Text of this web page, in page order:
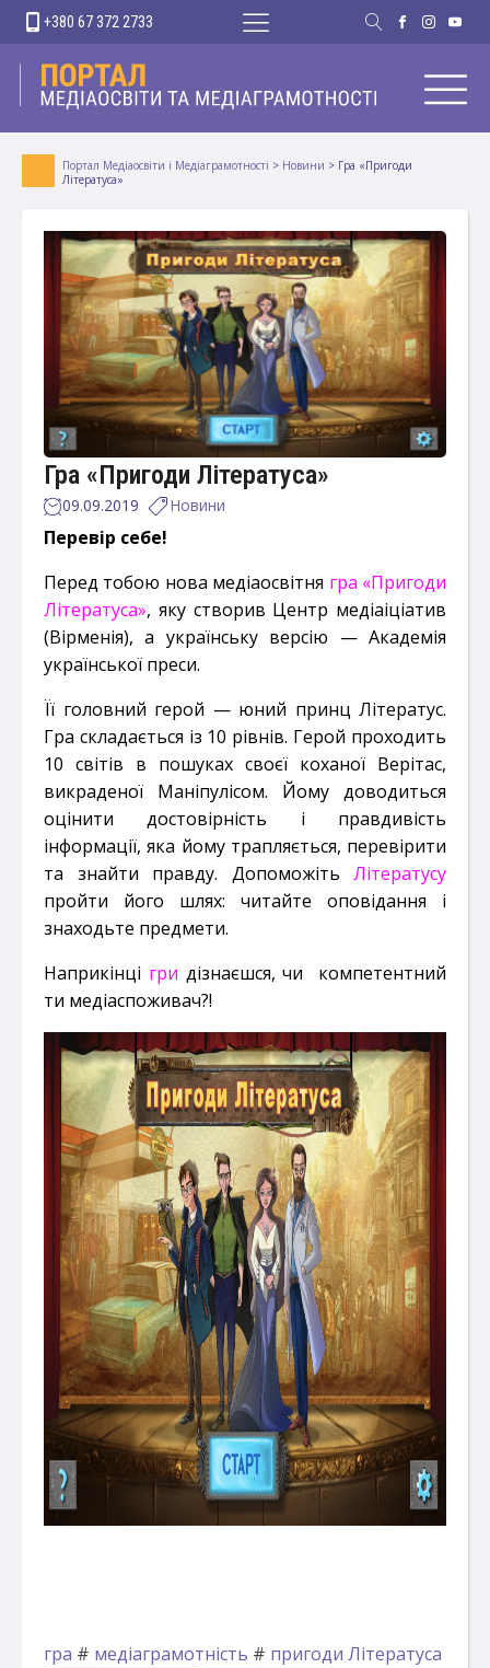
+380 67 372 2733
Портал Медіаосвіти і Медіаграмотності > Новини > Гра «Пригоди
Літератуса»
Гра «Пригоди Літератуса»
09.09.2019 Новини
Перевір себе!
Перед тобою нова медіаосвітня гра «Пригоди
Літератуса», яку створив Центр медіаіціатив
(Вірменія), а українську версію — Академія
української преси.
Її головний герой — юний принц Літератус.
Гра складається із 10 рівнів. Герой проходить
10 світів в пошуках своєї коханої Верітас,
викраденої Маніпулісом. Йому доводиться
оцінити достовірність і правдивість
інформації, яка йому трапляється, перевірити
та знайти правду. Допоможіть Літератусу
пройти його шлях: читайте оповідання і
знаходьте предмети.
Наприкінці гри дізнаєшся, чи компетентний
ти медіаспоживач?!
гра # медіаграмотність # пригоди Літератуса